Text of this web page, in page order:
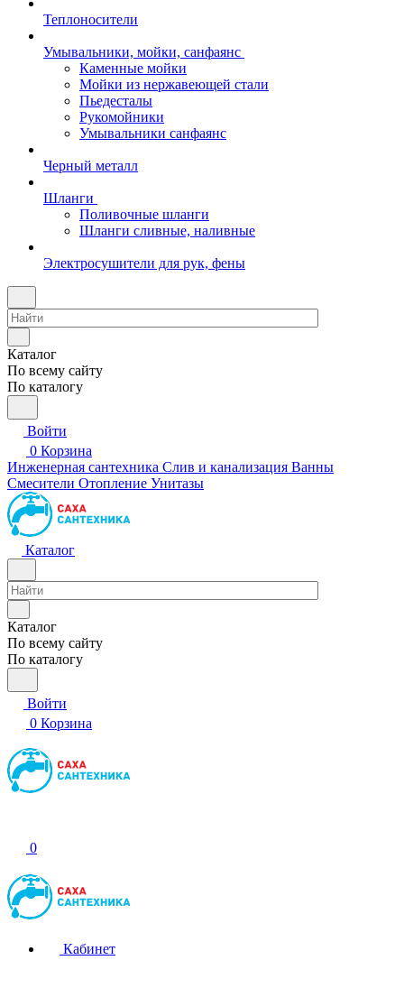
Теплоносители
Умывальники, мойки, санфаянс
Каменные мойки
Мойки из нержавеющей стали
Пьедесталы
Рукомойники
Умывальники санфаянс
Черный металл
Шланги
Поливочные шланги
Шланги сливные, наливные
Электросушители для рук, фены
Каталог
По всему сайту
По каталогу
Войти
0 Корзина
Инженерная сантехника Слив и канализация Ванны
Смесители Отопление Унитазы
Каталог
Каталог
По всему сайту
По каталогу
Войти
0 Корзина
0
Кабинет